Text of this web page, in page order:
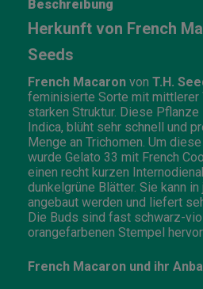
Beschreibung
Herkunft von French
Seeds
French Macaron von T.H.
feminisierte Sorte mit mittlerer
starken Struktur. Diese
Indica, blüht sehr schnell und
Menge an Trichomen. Um
wurde Gelato 33 mit French
einen recht kurzen
dunkelgrüne Blätter. Sie kann
angebaut werden und liefert
Die Buds sind fast schwarz-
orangefarbenen Stempel
French Macaron und ihr